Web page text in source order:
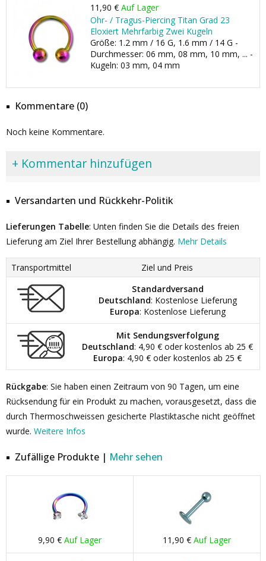
11,90 € Auf Lager
Ohr- / Tragus-Piercing Titan Grad 23
Eloxiert Mehrfarbig Zwei Kugeln
Größe: 1.2 mm / 16 G, 1.6 mm / 14 G -
Durchmesser: 06 mm, 08 mm, 10 mm, ... -
Kugeln: 03 mm, 04 mm
Kommentare (0)
Noch keine Kommentare.
+ Kommentar hinzufügen
Versandarten und Rückkehr-Politik
Lieferungen Tabelle: Unten finden Sie die Details des freien
Lieferung am Ziel Ihrer Bestellung abhängig. Mehr Details
Transportmittel
Ziel und Preis
Standardversand
Deutschland: Kostenlose Lieferung
Europa: Kostenlose Lieferung
Mit Sendungsverfolgung
Deutschland: 4,90 € oder kostenlos ab 25 €
Europa: 4,90 € oder kostenlos ab 25 €
Rückgabe: Sie haben einen Zeitraum von 90 Tagen, um eine
Rücksendung für ein Produkt zu machen, vorausgesetzt, dass die
durch Thermoschweissen gesicherte Plastiktasche nicht geöffnet
wurde. Weitere Infos
Zufällige Produkte | Mehr sehen
9,90 € Auf Lager 11,90 € Auf Lager